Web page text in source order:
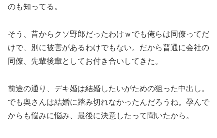
のも知ってる。
そう、昔からクソ野郎だったわけｗでも俺らは同僚ってだ
けで、別に被害があるわけでもない。だから普通に会社の
同僚、先輩後輩としてお付き合いしてきた。
前途の通り、デキ婚は結婚したいがための狙った中出し。
でも奥さんは結婚に踏み切れなかったんだろうね。孕んで
からも悩みに悩み、最後に決意したって聞いたから。